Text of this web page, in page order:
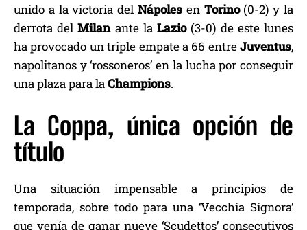
unido a la victoria del Nápoles en Torino (0-2) y la
derrota delMilan ante laLazio (3-0) de este lunes
ha provocado un triple empate a 66 entreJuventus,
napolitanos y ‘rossoneros’ en la lucha por conseguir
una plaza para laChampions.
La Coppa, única opción de
título
Una situación impensable a principios de
temporada, sobre todo para una ‘Vecchia Signora’
que venía de ganar nueve ‘Scudettos’ consecutivos